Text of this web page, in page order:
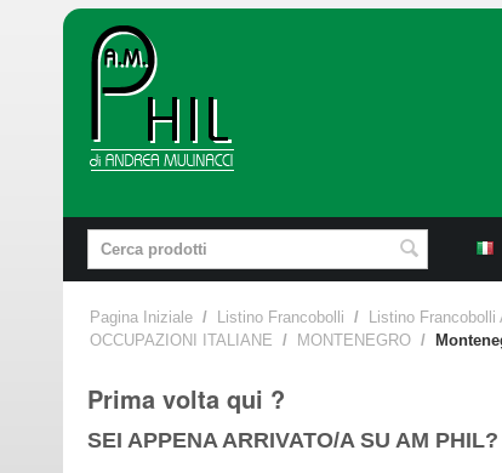
Pagina Iniziale / Listino Francobolli / Listino Francobolli
OCCUPAZIONI ITALIANE / MONTENEGRO /
Prima volta qui ?
SEI APPENA ARRIVATO/A SU AM PHIL?